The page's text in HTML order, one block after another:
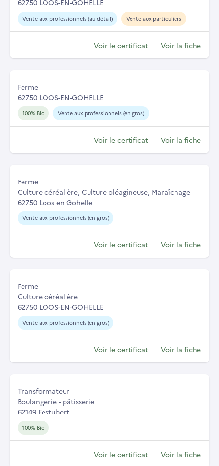
62750 LOOS-EN-GOHELLE
Vente aux professionnels (au détail) Vente aux particuliers
Voir le certificat Voir la fiche
Ferme
62750 LOOS-EN-GOHELLE
100% Bio Vente aux professionnels (en gros)
Voir le certificat Voir la fiche
Ferme
Culture céréalière, Culture oléagineuse, Maraîchage
62750 Loos en Gohelle
Vente aux professionnels (en gros)
Voir le certificat Voir la fiche
Ferme
Culture céréalière
62750 LOOS-EN-GOHELLE
Vente aux professionnels (en gros)
Voir le certificat Voir la fiche
Transformateur
Boulangerie - pâtisserie
62149 Festubert
100% Bio
Voir le certificat Voir la fiche